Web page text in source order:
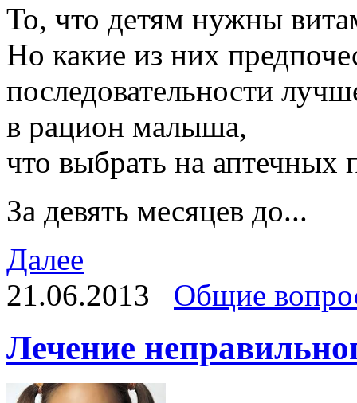
То, что детям нужны
Но какие из них
последовательности
в рацион малыша,
что выбрать на аптечных
За девять месяцев до...
Далее
21.06.2013
Общие
Лечение